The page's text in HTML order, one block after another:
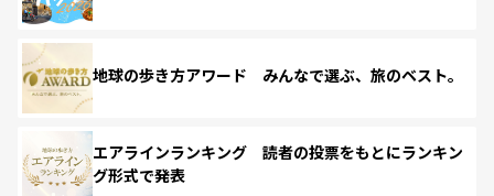
地球の歩き方アワード みんなで選ぶ、旅のベスト。
エアラインランキング 読者の投票をもとにランキン
グ形式で発表